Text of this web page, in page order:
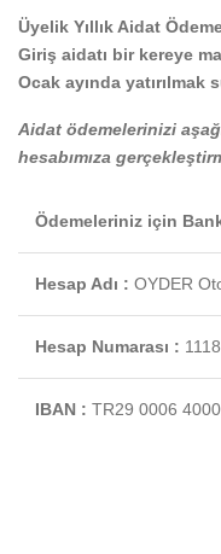
Üyelik Yıllık Aidat
Giriş aidatı bir kereye
Ocak ayında yatırılmak
Aidat ödemelerinizi
hesabımıza
Ödemeleriniz için
Hesap Adı : OYDER
Hesap Numarası :
IBAN : TR29 0006